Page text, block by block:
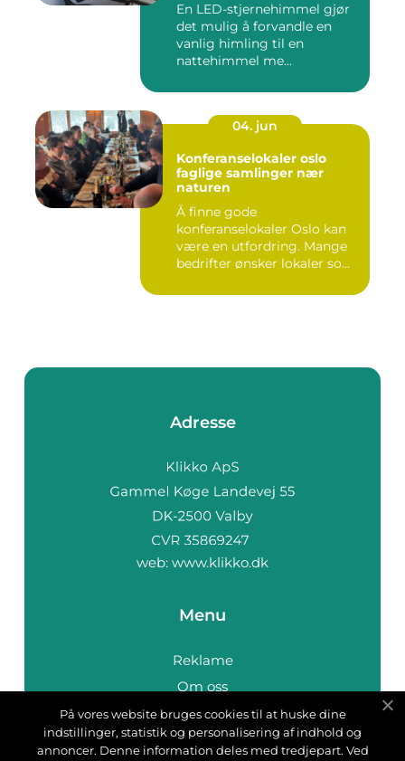
En LED-stjernehimmel gjør
det mulig å forvandle en
vanlig himling til en
nattehimmel me...
04. jun
Konferanselokaler oslo
faglige samlinger nær
naturen
Å finne gode
konferanselokaler Oslo kan
være en utfordring. Mange
bedrifter ønsker lokaler som
Adresse
web: www.klikko.dk
Menu
Reklame
Om oss
Cookies
Kontakt Oss
På vores website bruges cookies til at huske dine
indstillinger, statistik og personalisering af indhold og
annoncer. Denne information deles med tredjepart. Ved